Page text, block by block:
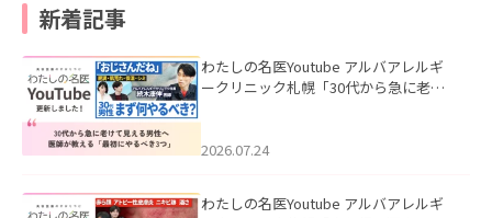
新着記事
わたしの名医Youtube アルバアレルギ
ークリニック札幌「30代から急に老け
た。
2026.07.24
わたしの名医Youtube アルバアレルギ